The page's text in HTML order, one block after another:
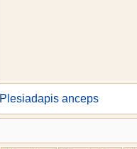
Plesiadapis anceps